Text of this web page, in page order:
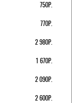
750Р.
770Р.
2 980Р.
1 670Р.
2 090Р.
2 600Р.